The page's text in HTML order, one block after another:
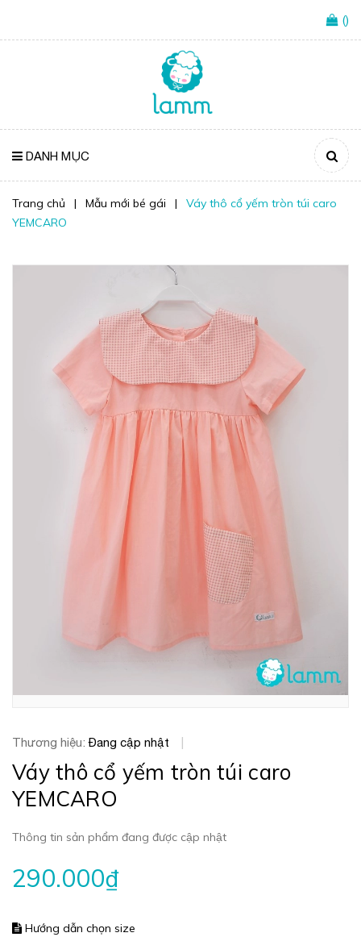
()
DANH MỤC
Trang chủ | Mẫu mới bé gái |
Váy thô cổ yếm tròn túi caro
YEMCARO
Thương hiệu:Đang cập nhật
Váy thô cổ yếm tròn túi caro
YEMCARO
Thông tin sản phẩm đang được cập nhật
290.000₫
Hướng dẫn chọn size